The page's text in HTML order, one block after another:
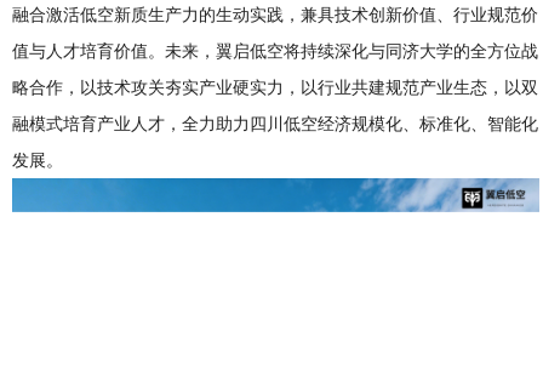
融合激活低空新质生产力的生动实践，兼具技术创新价值、行业规范价
值与人才培育价值。未来，翼启低空将持续深化与同济大学的全方位战
略合作，以技术攻关夯实产业硬实力，以行业共建规范产业生态，以双
融模式培育产业人才，全力助力四川低空经济规模化、标准化、智能化
发展。